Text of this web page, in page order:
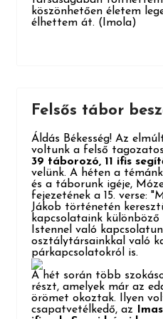
köszönhetően életem
élhettem át. (Imola)
Felsős tábor
Áldás Békesség! Az
voltunk a felső
39 táborozó, 11 ifis
velünk. A héten a
és a táborunk igéje,
fejezetének a 15. verse: "
Jákob történetén
kapcsolataink
Istennel való
osztálytársainkkal való
párkapcsolatokról is.
A hét során több
részt, amelyek már az
örömet okoztak. Ilyen
csapatvetélkedő, az